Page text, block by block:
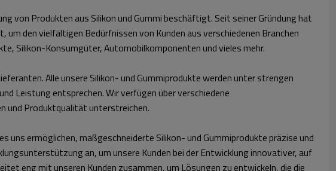
von Produkten aus Silikon und Gummi beschäftigt. Seit seiner Gründung hat
den vielfältigen Bedürfnissen von Kunden aus verschiedenen Branchen
Silikon-Konsumgüter, Automobilkomponenten und vieles mehr.
Alle unsere Silikon- und Gummiprodukte werden unter strengen
Leistung entsprechen. Wir verfügen über verschiedene
und Produktqualität unterstreichen.
ermöglichen, maßgeschneiderte Silikon- und Gummiprodukte präzise und
an, um unsere Kunden bei der Entwicklung innovativer, auf
eng mit unseren Kunden zusammen, um Lösungen zu entwickeln, die die